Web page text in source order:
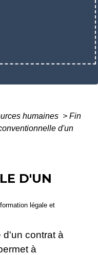
humaines > Fin
d'un
D'UN
légale et
d'un contrat à
à